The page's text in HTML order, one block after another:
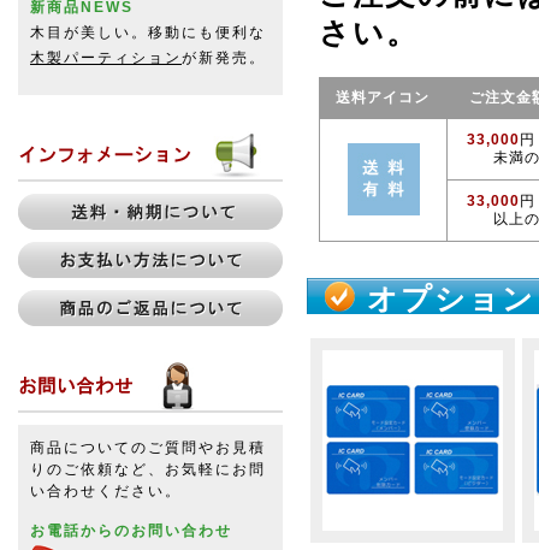
新商品NEWS
木目が美しい。移動にも便利な
木製パーティション が新発売。
商品についてのご質問やお見積
りのご依頼など、お気軽にお問
い合わせください。
お電話からのお問い合わせ
さい。
送料アイコン ご注文金
33,000
未満
33,000
以上
オプショ